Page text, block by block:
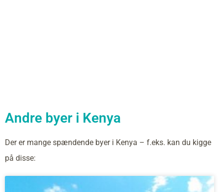
Andre byer i Kenya
Der er mange spændende byer i Kenya – f.eks. kan du kigge
på disse: